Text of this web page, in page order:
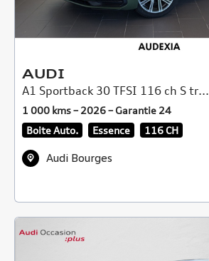
AUDI
A1 Sportback 30 TFSI 116 ch S tr...
1 000 kms – 2026 – Garantie 24
Boite Auto.
Essence 116 CH
Audi Bourges